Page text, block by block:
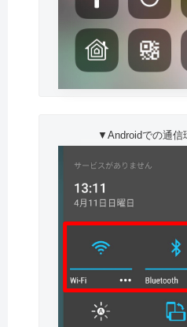
▼Androidでの通信